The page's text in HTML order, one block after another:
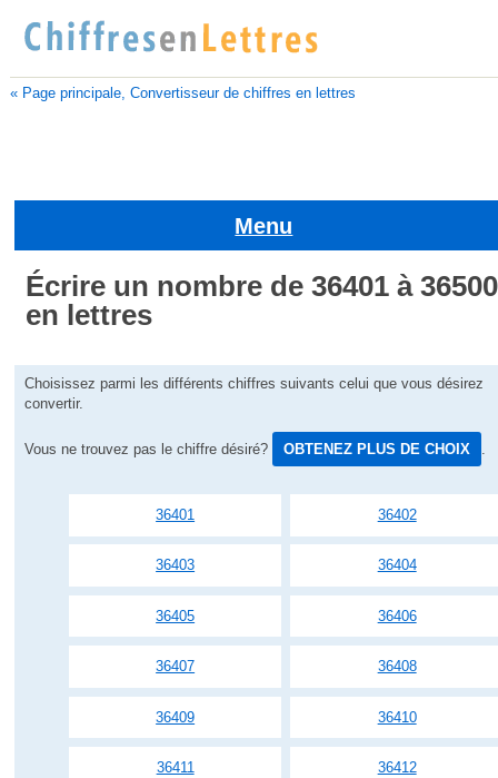
« Page principale, Convertisseur de chiffres en lettres
Menu
Écrire un nombre de 36401 à 36500
en lettres
Choisissez parmi les différents chiffres suivants celui que vous désirez
convertir.
Vous ne trouvez pas le chiffre désiré? OBTENEZ PLUS DE CHOIX
36401 36402
36403 36404
36405 36406
36407 36408
36409 36410
36411 36412